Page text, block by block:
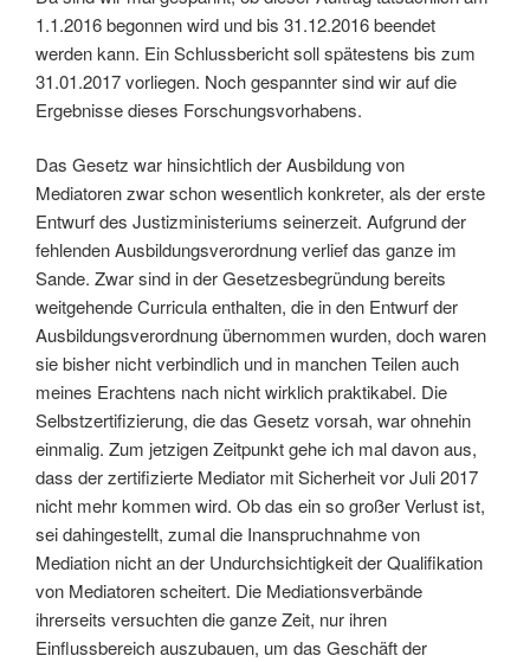
1.1.2016 begonnen wird und bis 31.12.2016 beendet
werden kann. Ein Schlussbericht soll spätestens bis zum
31.01.2017 vorliegen. Noch gespannter sind wir auf die
Ergebnisse dieses Forschungsvorhabens.
Das Gesetz war hinsichtlich der Ausbildung von
Mediatoren zwar schon wesentlich konkreter, als der erste
Entwurf des Justizministeriums seinerzeit. Aufgrund der
fehlenden Ausbildungsverordnung verlief das ganze im
Sande. Zwar sind in der Gesetzesbegründung bereits
weitgehende Curricula enthalten, die in den Entwurf der
Ausbildungsverordnung übernommen wurden, doch waren
sie bisher nicht verbindlich und in manchen Teilen auch
meines Erachtens nach nicht wirklich praktikabel. Die
Selbstzertifizierung, die das Gesetz vorsah, war ohnehin
einmalig. Zum jetzigen Zeitpunkt gehe ich mal davon aus,
dass der zertifizierte Mediator mit Sicherheit vor Juli 2017
nicht mehr kommen wird. Ob das ein so großer Verlust ist,
sei dahingestellt, zumal die Inanspruchnahme von
Mediation nicht an der Undurchsichtigkeit der Qualifikation
von Mediatoren scheitert. Die Mediationsverbände
ihrerseits versuchten die ganze Zeit, nur ihren
Einflussbereich auszubauen, um das Geschäft der